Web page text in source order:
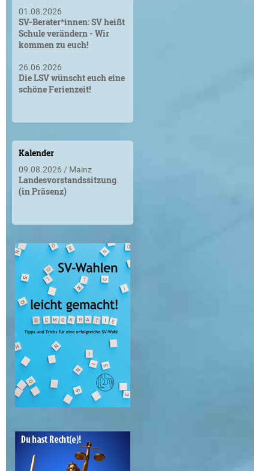
01.08.2026
SV-Berater*innen: SV heißt
Schule verändern - Wir
kommen zu euch!
26.06.2026
Die LSV wünscht euch eine
schöne Ferienzeit!
Kalender
09.08.2026 Mainz
Landesvorstandssitzung
(in Präsenz)